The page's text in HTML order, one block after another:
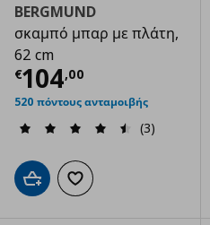
BERGMUND
σκαμπό μπαρ με πλάτη,
62 cm
€104,00
Τρέχουσα τιμή
520 πόντους ανταμοιβής
(3)
Προσθήκη στο καλάθι
Προσθήκη στα αγαπημένα